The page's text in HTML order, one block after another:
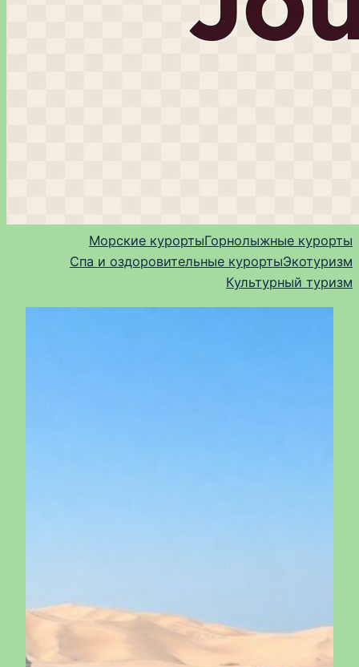
Морские курортыГорнолыжные курорты
Спа и оздоровительные курортыЭкотуризм
Культурный туризм